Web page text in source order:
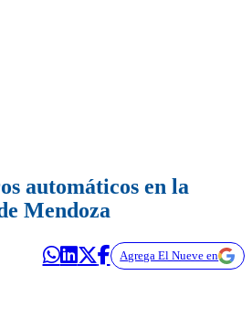
automáticos en la
Mendoza
Agrega El Nueve en